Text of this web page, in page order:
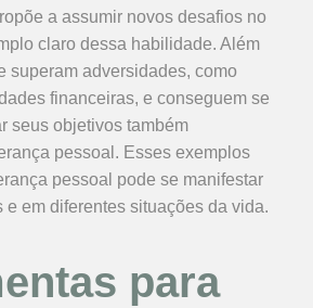
a assumir novos desafios no
claro dessa habilidade. Além
superam adversidades, como
financeiras, e conseguem se
seus objetivos também
pessoal. Esses exemplos
pessoal pode se manifestar
e em diferentes situações da vida.
para